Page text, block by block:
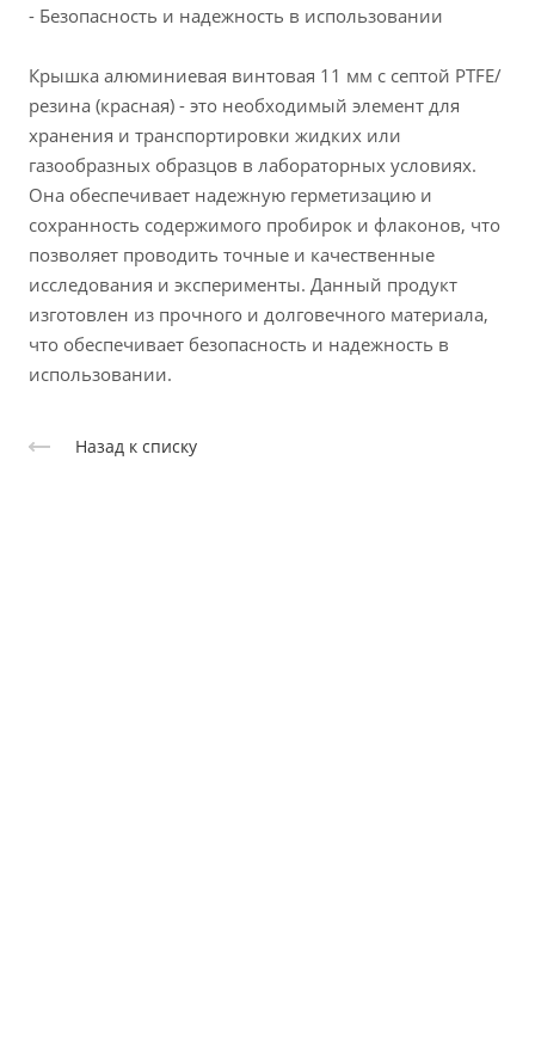
- Безопасность и надежность в использовании
Крышка алюминиевая винтовая 11 мм с септой PTFE/
резина (красная) - это необходимый элемент для
хранения и транспортировки жидких или
газообразных образцов в лабораторных условиях.
Она обеспечивает надежную герметизацию и
сохранность содержимого пробирок и флаконов, что
позволяет проводить точные и качественные
исследования и эксперименты. Данный продукт
изготовлен из прочного и долговечного материала,
что обеспечивает безопасность и надежность в
использовании.
Назад к списку